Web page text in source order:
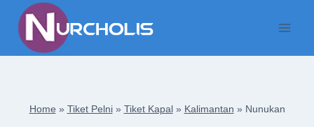
content
Home » Tiket Pelni» Tiket Kapal» Kalimantan » Nunukan